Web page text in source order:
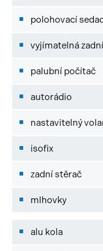
polohovací
vyjímatelná
palubní počítač
autorádio
nastavitelný
isofix
zadní stěrač
mlhovky
alu kola